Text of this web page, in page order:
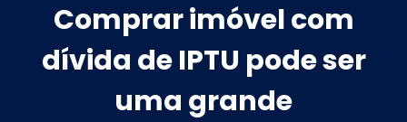
Comprar imóvel com
dívida de IPTU pode ser
uma grande